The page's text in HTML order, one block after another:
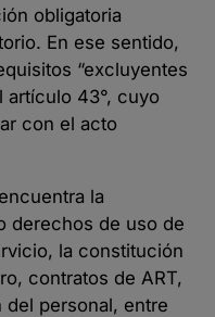
obligatoria
En ese sentido,
“excluyentes
artículo 43°, cuyo
con el acto
la
derechos de uso de
la constitución
contratos de ART,
personal, entre